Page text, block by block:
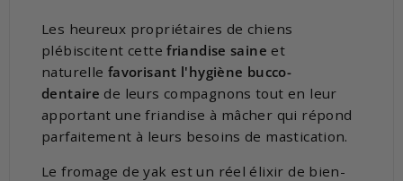
Les heureux propriétaires de chiens
plébiscitent cette friandise saine et
naturelle favorisant l'hygiène bucco-
dentaire de leurs compagnons tout en leur
apportant une friandise à mâcher qui répond
parfaitement à leurs besoins de mastication.
Le fromage de yak est un réel élixir de bien-